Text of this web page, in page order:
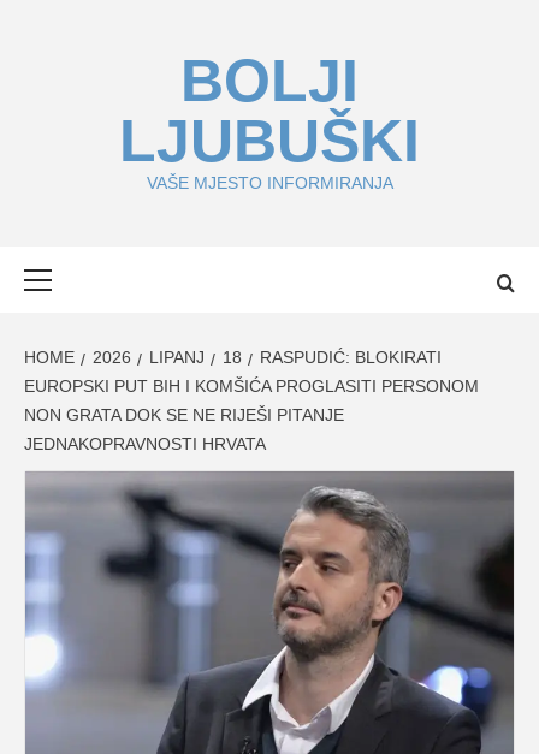
BOLJI
LJUBUŠKI
VAŠE MJESTO INFORMIRANJA
HOME 2026 LIPANJ 18
RASPUDIĆ: BLOKIRATI
EUROPSKI PUT BIH I KOMŠIĆA PROGLASITI PERSONOM
NON GRATA DOK SE NE RIJEŠI PITANJE
JEDNAKOPRAVNOSTI HRVATA